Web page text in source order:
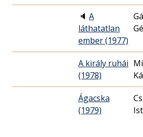
🔈 A
láthatatlan
ember (1977)
A király ruhái
(1978)
Ágacska
(1979)